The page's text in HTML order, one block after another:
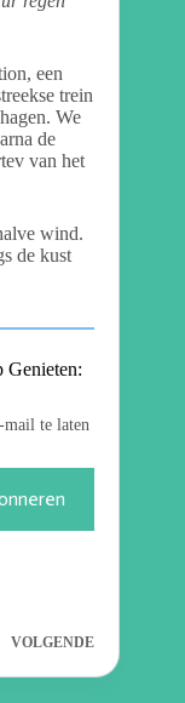
een
trein
We
de
van het
wind.
de kust
Genieten:
mail te laten
VOLGENDE